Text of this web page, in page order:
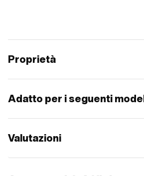
Proprietà
Adatto per i seguenti
Valutazioni